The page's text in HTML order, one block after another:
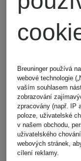
brýle
3
Breuninger používá
webové technologie
vaším souhlasem
zobrazování
zpracovány (např. IP
poloze, uživatelské
v našem obchodu,
uživatelského
webových stránek,
cílení reklamy.